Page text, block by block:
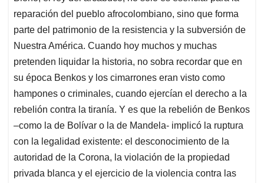
reparación del pueblo afrocolombiano, sino que forma
parte del patrimonio de la resistencia y la subversión de
Nuestra América. Cuando hoy muchos y muchas
pretenden liquidar la historia, no sobra recordar que en
su época Benkos y los cimarrones eran visto como
hampones o criminales, cuando ejercían el derecho a la
rebelión contra la tiranía. Y es que la rebelión de Benkos
–como la de Bolívar o la de Mandela- implicó la ruptura
con la legalidad existente: el desconocimiento de la
autoridad de la Corona, la violación de la propiedad
privada blanca y el ejercicio de la violencia contra las